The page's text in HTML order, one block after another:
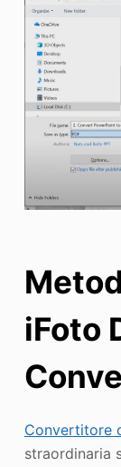
iFoto
Convertitore
straordinaria